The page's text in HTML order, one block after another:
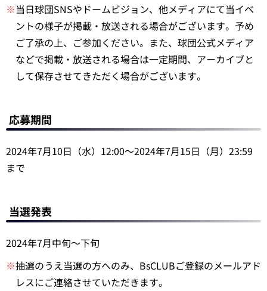
※当日球団SNSやドームビジョン、他メディアにて当イベ
ントの様子が掲載・放送される場合がございます。予め
ご了承の上、ご参加ください。また、球団公式メディア
などで掲載・放送される場合は一定期間、アーカイブと
して保存させてきただく場合がございます。
応募期間
2024年7月10日（水）12:00～2024年7月15日（月）23:59
まで
当選発表
2024年7月中旬～下旬
※抽選のうえ当選の方へのみ、BsCLUBご登録のメールアド
レスにご連絡させていただきます。